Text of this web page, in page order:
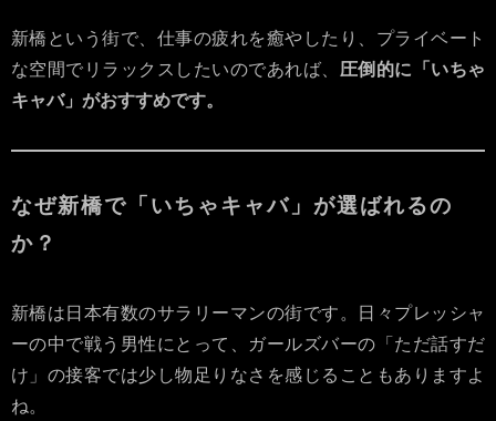
新橋という街で、仕事の疲れを癒やしたり、プライベート
な空間でリラックスしたいのであれば、 圧倒的に「いちゃ
キャバ」がおすすめです。
なぜ新橋で「いちゃキャバ」が選ばれるの
か？
新橋は日本有数のサラリーマンの街です。日々プレッシャ
ーの中で戦う男性にとって、ガールズバーの「ただ話すだ
け」の接客では少し物足りなさを感じることもありますよ
ね。